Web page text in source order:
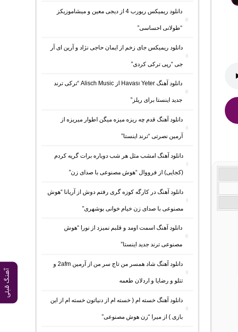
آهنگ قبلی
دانلود ریمیکس ریورب 4 از دیجی معین و میشاموزیکز
“طولانی احساسی”
دانلود ریمیکس جای زخم از ایمان حاجی نژاد و آرین ای آر
جی “رپی ترکی کردی”
دانلود آهنگ Havası Yeter از Alisch Music “ترکی ترند
جدید اینستا برای ریلز”
دانلود آهنگ ﻗﺪم ﭼﻪ رﻳﺰه ﻣﻴﺰه ﻣﻴﮕﻦ اﻃﻮار ﻣﻴﺮﻳﺰه از
آرمین نصرتی “ترند اینستا”
دانلود آهنگ امشب مثل هر شب دوباره برات گریه کردم
(کجایی) از فرووال “هوش مصنوعی با صدای زن”
دانلود آهنگ در کارگه کوزه گری رفتم دوش از آریانا “هوش
مصنوعی با صدای زن خیام خوانی بوشهری”
دانلود آهنگ اسمت اومد و قلبم نمیزد از نورا “هوش
مصنوعی ترند جدید اینستا”
دانلود آهنگ شاد همسر من تاج سر من از آرمین 2afm و
تتلو و رضایا و اردلان طعمه
دانلود آهنگ خسته ام ( خسته ام از دنیاتون خسته ام از این
بازی ) از میرا “زن هوش مصنوعی”